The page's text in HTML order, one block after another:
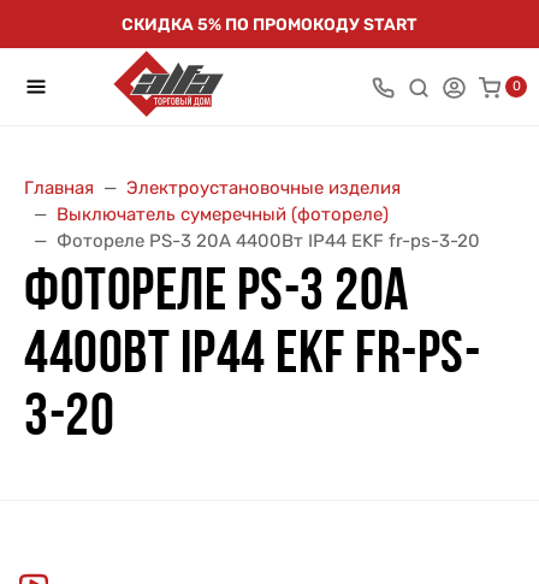
СКИДКА 5% ПО ПРОМОКОДУ START
0
Главная
Электроустановочные изделия
Выключатель сумеречный (фотореле)
Фотореле PS-3 20А 4400Вт IP44 EKF fr-ps-3-20
ФОТОРЕЛЕ PS-3 20А
4400ВТ IP44 EKF FR-PS-
3-20